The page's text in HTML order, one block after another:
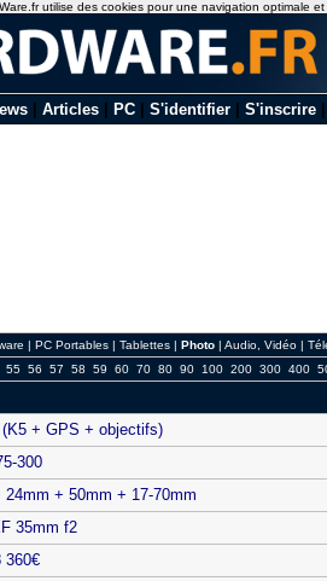
Articles PC S'identifier S'inscrire
| PC Portables| Tablettes| Photo| Audio, Vidéo|
55 56 57 58 59 60 70 80 90 100 200 300 400
+ GPS + objectifs)
300
24mm + 50mm + 17-70mm
35mm f2
360€
utilise des cookies pour une navigation optimale